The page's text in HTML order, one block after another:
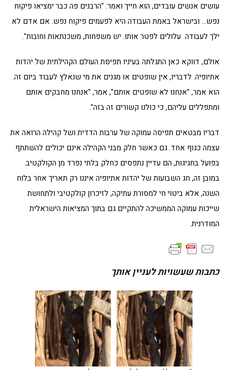
עושים אנשים עובדים, הוא חייך ואמר: "הרבנים פה כבר ימציאו פיקוח
נפש… ובישראל באמת העבודה היא לפעמים פיקוח נפש. אם אדם לא
ילך לעבודה עלולים לפטר אותו. יש משפחות, משכנתאות וחובות".
אולם, דווקא כאן התגלתה בעיניו תפיסת העולם הקהילתית של יהדות
אתיופיה. לדבריו, אין שופטים או מגנים את מי שנאלץ לעבוד ביום זה.
הוא אמר, "אנחנו לא שופטים אותם", אמר, "אנחנו מחבקים אותם
ומתפללים עליהם, כי כולנו קשורים זה בזה".
דבריו מבטאים תפיסה עמוקה של ערבות הדדית ושל קהילה הרואה את
עצמה כגוף אחד. גם כאשר חלק מבני הקהילה אינם יכולים להשתתף
בפועל בחגיגות, הם עדיין נתפסים כחלק בלתי נפרד מן הקולקטיב.
במובן זה, חג השבועות של יהדות אתיופיה איננו רק תאריך אחר בלוח
השנה, אלא ביטוי חי למסורת עתיקה, לזיכרון קולקטיבי ולתחושת
שייכות עמוקה הממשיכה להתקיים גם בתוך המציאות הישראלית
המודרנית.
כתבות שעשויות לעניין אותך